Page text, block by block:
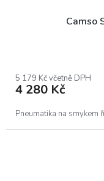
Camso
5 179 Kč včetně DPH
4 280 Kč
Pneumatika na smykem